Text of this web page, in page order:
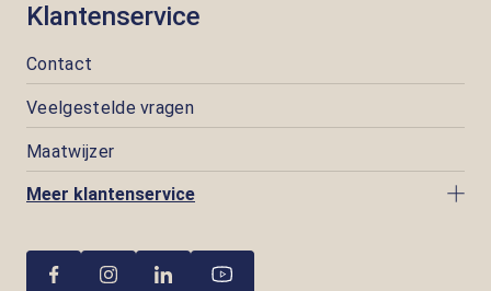
Klantenservice
Contact
Veelgestelde vragen
Maatwijzer
Meer klantenservice